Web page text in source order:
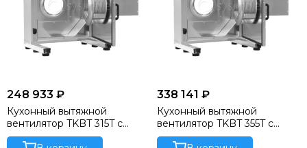
248 933 ₽
Кухонный вытяжной
вентилятор TKBT 315T с
вперед загнутыми
338 141 ₽
Кухонный вытяжной
вентилятор TKBT 355T с
вперед загнутыми